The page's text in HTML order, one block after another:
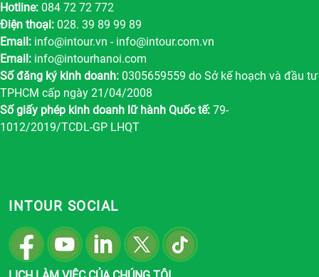
Hotline: 084 72 72 772
Điện thoại: 028. 39 89 99 89
Email: info@intour.vn - info@intour.com.vn
Email: info@intourhanoi.com
Số đăng ký kinh doanh: 0305659559 do Sở kế hoạch và đầu tư
TPHCM cấp ngày 21/04/2008
Số giấy phép kinh doanh lữ hành Quốc tế: 79-
1012/2019/TCDL-GP LHQT
INTOUR SOCIAL